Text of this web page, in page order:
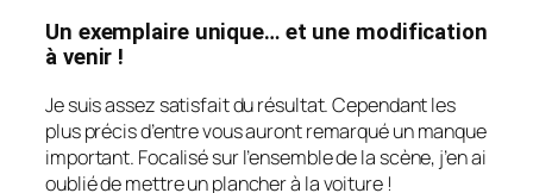
Un exemplaire unique… et une modification
à venir !
Je suis assez satisfait du résultat. Cependant les
plus précis d’entre vous auront remarqué un manque
important. Focalisé sur l’ensemble de la scène, j’en ai
oublié de mettre un plancher à la voiture !